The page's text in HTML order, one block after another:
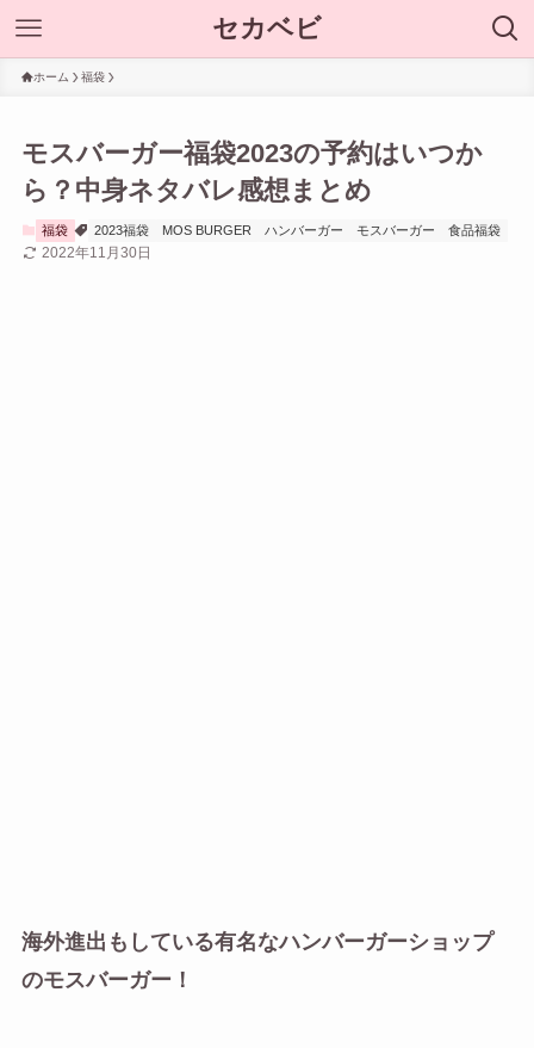
セカベビ
ホーム 福袋
モスバーガー福袋2023の予約はいつか
ら？中身ネタバレ感想まとめ
福袋 2023福袋 MOS BURGER ハンバーガー モスバーガー 食品福袋
2022年11月30日
海外進出もしている有名なハンバーガーショップ
のモスバーガー！